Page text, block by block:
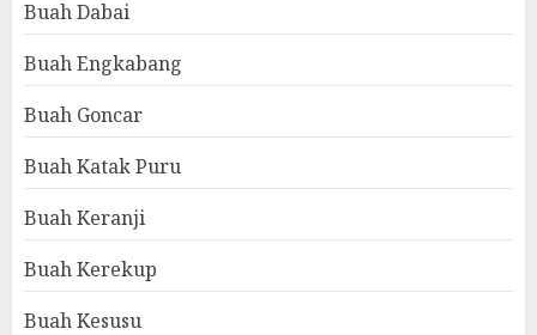
Buah Dabai
Buah Engkabang
Buah Goncar
Buah Katak Puru
Buah Keranji
Buah Kerekup
Buah Kesusu